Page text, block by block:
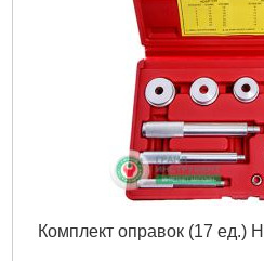
Комплект оправок (17 ед.)